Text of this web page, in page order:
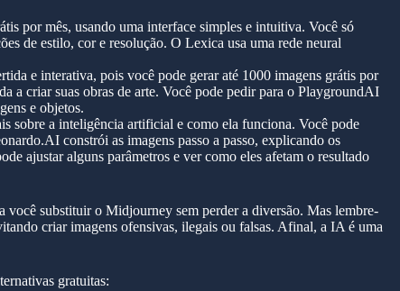
por mês, usando uma interface simples e intuitiva. Você só
de estilo, cor e resolução. O Lexica usa uma rede neural
e interativa, pois você pode gerar até 1000 imagens grátis por
a criar suas obras de arte. Você pode pedir para o PlaygroundAI
e objetos.
sobre a inteligência artificial e como ela funciona. Você pode
constrói as imagens passo a passo, explicando os
ajustar alguns parâmetros e ver como eles afetam o resultado
você substituir o Midjourney sem perder a diversão. Mas lembre-
criar imagens ofensivas, ilegais ou falsas. Afinal, a IA é uma
gratuitas: